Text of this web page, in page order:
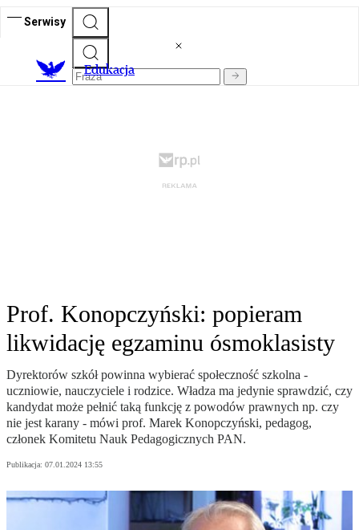
Serwisy
Edukacja
Prof. Konopczyński: popieram
likwidację egzaminu ósmoklasisty
Dyrektorów szkół powinna wybierać społeczność szkolna -
uczniowie, nauczyciele i rodzice. Władza ma jedynie sprawdzić, czy
kandydat może pełnić taką funkcję z powodów prawnych np. czy
nie jest karany - mówi prof. Marek Konopczyński, pedagog,
członek Komitetu Nauk Pedagogicznych PAN.
Publikacja: 07.01.2024 13:55